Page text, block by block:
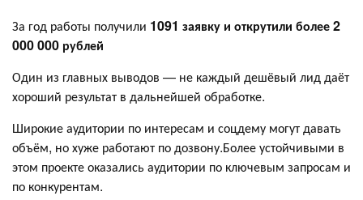
За год работы получили 1091 заявку и открутили более 2
000 000 рублей
Один из главных выводов — не каждый дешёвый лид даёт
хороший результат в дальнейшей обработке.
Широкие аудитории по интересам и соцдему могут давать
объём, но хуже работают по дозвону.Более устойчивыми в
этом проекте оказались аудитории по ключевым запросам и
по конкурентам.